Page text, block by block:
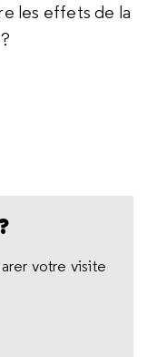
les effets de la
les battements
sont
votre visite